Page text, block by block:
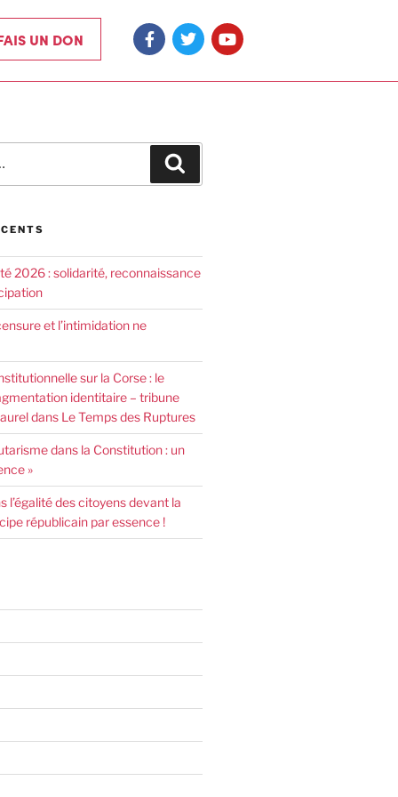
UN DON
2026 : solidarité, reconnaissance
et l’intimidation ne
sur la Corse : le
identitaire – tribune
dans Le Temps des Ruptures
dans la Constitution : un
»
l’égalité des citoyens devant la
républicain par essence !